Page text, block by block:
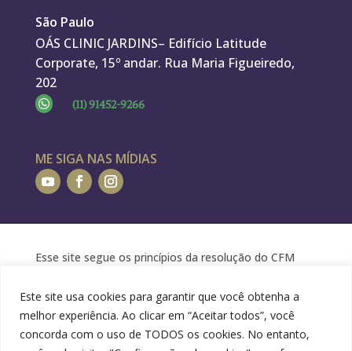
Este site usa cookies para garantir que você obtenha a
melhor experiência. Ao clicar em “Aceitar todos”, você
concorda com o uso de TODOS os cookies. No entanto,
São Paulo
OÁS CLINIC JARDINS– Edifício Latitude
Corporate, 15º andar. Rua Maria Figueiredo,
202
 (11) 91452-9266
ME SIGA NAS MÍDIAS
Esse site segue os princípios da resolução do CFM
saúde. As informações contidas em nossa homepage
têm caráter informativo e educacional. O seu
conteúdo não deve ser utilizado para